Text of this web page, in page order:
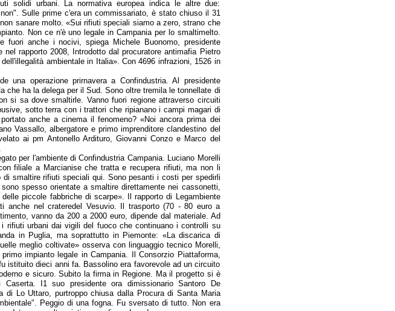
solidi urbani. La normativa europea indica le altre due:
Sulle prime c'era un commissariato, è stato chiuso il 31
sanare molto. «Sui rifiuti speciali siamo a zero, strano che
Non ce n'è uno legale in Campania per lo smaltimelto.
fuori anche i nocivi, spiega Michele Buonomo, presidente
nel rapporto 2008, Introdotto dal procuratore antimafia Pietro
ambientale in Italia». Con 4696 infrazioni, 1526 in
una operazione prirnavera a Confindustria. Al presidente
che ha la delega per il Sud. Sono oltre tremila le tonnellate di
si sa dove smaltirle. Vanno fuori regione attraverso circuiti
sotto terra con i trattori che ripianano i campi magari di
anche a cinema il fenomeno? «Noi ancora prima dei
Vassallo, albergatore e primo imprenditore clandestino del
ai pm Antonello Ardituro, Giovanni Conzo e Marco del
per l'ambiente di Confindustria Campania. Luciano Morelli
filiale a Marcianise che tratta e recupera rifiuti, ma non li
smaltire rifiuti speciali qui. Sono pesanti i costi per spedirli
spesso orientate a smaltire direttamente nei cassonetti,
piccole fabbriche di scarpe». Il rapporto di Legambiente
anche nel crateredel Vesuvio. Il trasporto (70 - 80 euro a
vanno da 200 a 2000 euro, dipende dal materiale. Ad
rifiuti urbani dai vigili del fuoco che continuano i controlli su
in Puglia, ma soprattutto in Piemonte: «La discarica di
meglio coltivate» osserva con linguaggio tecnico Morelli,
impianto legale in Campania. Il Consorzio Piattaforma,
istituito dieci anni fa. Bassolino era favorevole ad un circuito
e sicuro. Subito la firma in Regione. Ma il progetto si è
I1 suo presidente ora dimissionario Santoro De
di Lo Uttaro, purtroppo chiusa dalla Procura di Santa Maria
Peggio di una fogna. Fu sversato di tutto. Non era